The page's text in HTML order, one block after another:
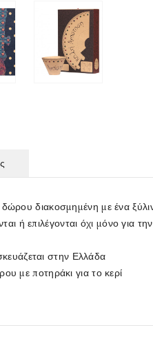
διακοσμημένη με ένα
ή επιλέγονται όχι μόνο για
στην Ελλάδα
με ποτηράκι για το κερί